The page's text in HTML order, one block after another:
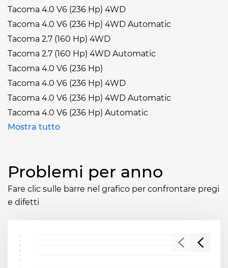
Tacoma 4.0 V6 (236 Hp) 4WD
Tacoma 4.0 V6 (236 Hp) 4WD Automatic
Tacoma 2.7 (160 Hp) 4WD
Tacoma 2.7 (160 Hp) 4WD Automatic
Tacoma 4.0 V6 (236 Hp)
Tacoma 4.0 V6 (236 Hp) 4WD
Tacoma 4.0 V6 (236 Hp) 4WD Automatic
Tacoma 4.0 V6 (236 Hp) Automatic
Mostra tutto
Problemi per anno
Fare clic sulle barre nel grafico per confrontare pregi
e difetti